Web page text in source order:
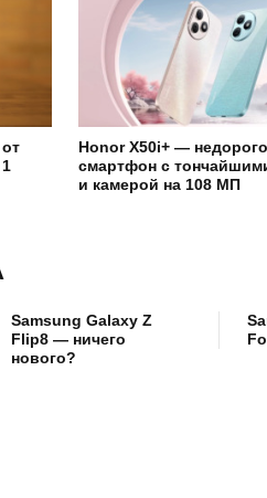
Honor X50i+ —
смартфон с
и камерой на 108 МП
Samsung Galaxy Z
Flip8 — ничего
нового?